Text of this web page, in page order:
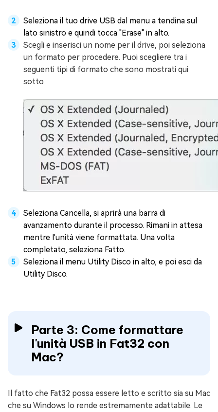
Seleziona il tuo drive USB dal menu a tendina sul
lato sinistro e quindi tocca "Erase" in alto.
Scegli e inserisci un nome per il drive, poi seleziona
un formato per procedere. Puoi scegliere tra i
seguenti tipi di formato che sono mostrati qui
sotto.
Seleziona Cancella, si aprirà una barra di
avanzamento durante il processo. Rimani in attesa
mentre l'unità viene formattata. Una volta
completato, seleziona Fatto.
Seleziona il menu Utility Disco in alto, e poi esci da
Utility Disco.
Parte 3: Come formattare
l'unità USB in Fat32 con
Mac?
Il fatto che Fat32 possa essere letto e scritto sia su Mac
che su Windows lo rende estremamente adattabile. Le